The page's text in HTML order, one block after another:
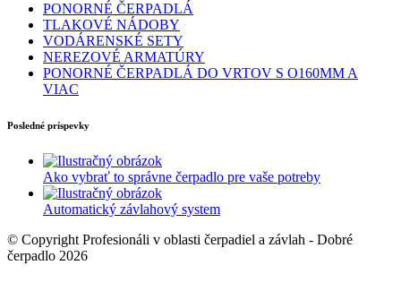
PONORNÉ ČERPADLÁ
TLAKOVÉ NÁDOBY
VODÁRENSKÉ SETY
NEREZOVÉ ARMATÚRY
PONORNÉ ČERPADLÁ DO VRTOV S O160MM A
VIAC
Posledné príspevky
Ako vybrať to správne čerpadlo pre vaše potreby
Automatický závlahový system
© Copyright Profesionáli v oblasti čerpadiel a závlah - Dobré
čerpadlo 2026